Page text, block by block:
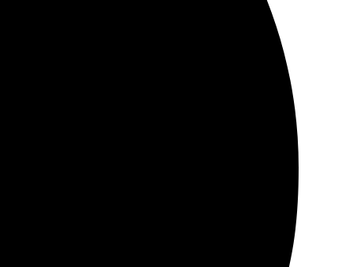
новые заказы!
Оперативно связались, все уточнили. Результат